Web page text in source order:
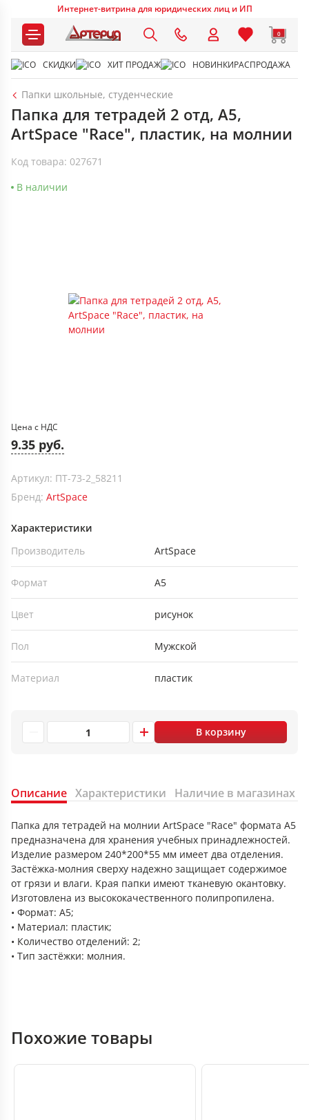
Интернет-витрина для юридических лиц и ИП
0
СКИДКИ ХИТ ПРОДАЖ НОВИНКИРАСПРОДАЖА
Папки школьные, студенческие
Папка для тетрадей 2 отд, А5,
ArtSpace "Race", пластик, на молнии
Код товара: 027671
В наличии
Цена с НДС
9.35 руб.
Артикул: ПТ-73-2_58211
Бренд: ArtSpace
Характеристики
Производитель
ArtSpace
Формат А5
Цвет рисунок
Пол Мужской
Материал пластик
В корзину
Описание Характеристики Наличие в магазинах
Папка для тетрадей на молнии ArtSpace "Race" формата А5
предназначена для хранения учебных принадлежностей.
Изделие размером 240*200*55 мм имеет два отделения.
Застёжка-молния сверху надежно защищает содержимое
от грязи и влаги. Края папки имеют тканевую окантовку.
Изготовлена из высококачественного полипропилена.
• Формат: А5;
• Материал: пластик;
• Количество отделений: 2;
• Тип застёжки: молния.
Похожие товары